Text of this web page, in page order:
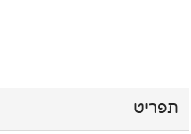
תפריט